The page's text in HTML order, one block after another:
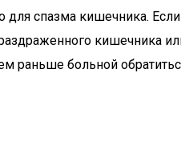
спазма кишечника.
кишечника
раньше больной